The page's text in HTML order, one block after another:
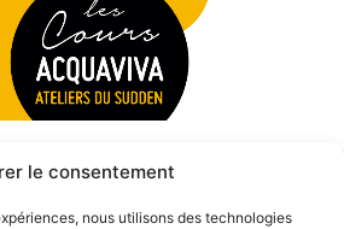
le consentement
nous utilisons des technologies